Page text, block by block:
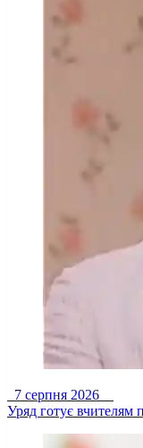
7 серпня 2026
Уряд готує вчителям